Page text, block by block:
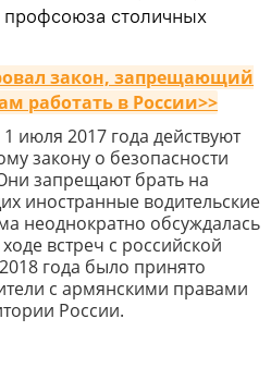
профсоюза столичных
закон, запрещающий
работать в России>>
июля 2017 года действуют
закону о безопасности
запрещают брать на
иностранные водительские
неоднократно обсуждалась
встреч с российской
года было принято
с армянскими правами
России.